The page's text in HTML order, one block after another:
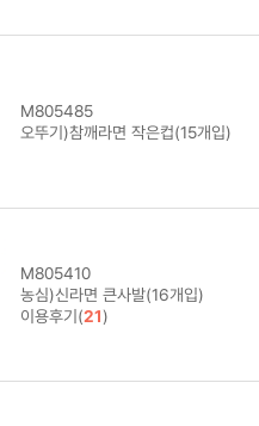
M805485
오뚜기)참깨라면 작은컵(15개입)
M805410
농심)신라면 큰사발(16개입)
이용후기(21)